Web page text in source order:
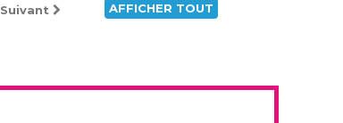
AFFICHER TOUT
Suivant